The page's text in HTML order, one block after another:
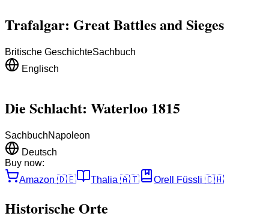
Trafalgar: Great Battles and Sieges
Britische GeschichteSachbuch
Englisch
Die Schlacht: Waterloo 1815
SachbuchNapoleon
Deutsch
Buy now:
Amazon 🇩🇪 Thalia 🇦🇹 Orell Füssli 🇨🇭
Historische Orte